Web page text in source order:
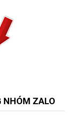
NHÓM ZALO